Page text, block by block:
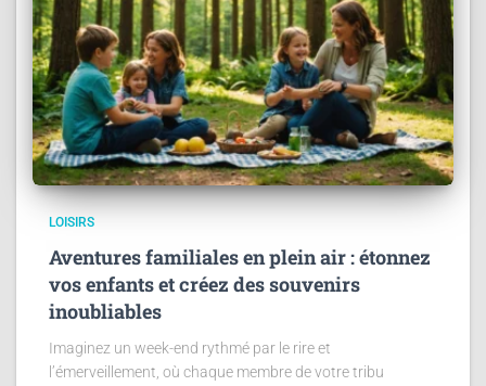
LOISIRS
Aventures familiales en plein air : étonnez
vos enfants et créez des souvenirs
inoubliables
Imaginez un week-end rythmé par le rire et
l’émerveillement, où chaque membre de votre tribu